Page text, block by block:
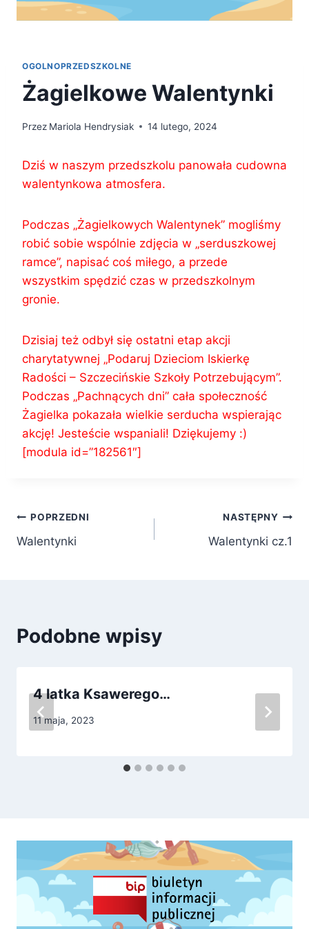
OGOLNOPRZEDSZKOLNE
Żagielkowe Walentynki
Przez Mariola Hendrysiak 14 lutego, 2024
Dziś w naszym przedszkolu panowała cudowna
walentynkowa atmosfera.
Podczas „Żagielkowych Walentynek” mogliśmy
robić sobie wspólnie zdjęcia w „serduszkowej
ramce”, napisać coś miłego, a przede
wszystkim spędzić czas w przedszkolnym
gronie.
Dzisiaj też odbył się ostatni etap akcji
charytatywnej „Podaruj Dzieciom Iskierkę
Radości – Szczecińskie Szkoły Potrzebującym”.
Podczas „Pachnących dni” cała społeczność
Żagielka pokazała wielkie serducha wspierając
akcję! Jesteście wspaniali! Dziękujemy :)
[modula id=”182561″]
Nawigacja
wpisu
POPRZEDNI
Walentynki
NASTĘPNY
Walentynki cz.1
Podobne wpisy
4 latka Ksawerego…
11 maja, 2023